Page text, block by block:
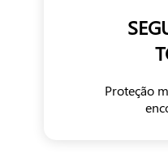
Proteção